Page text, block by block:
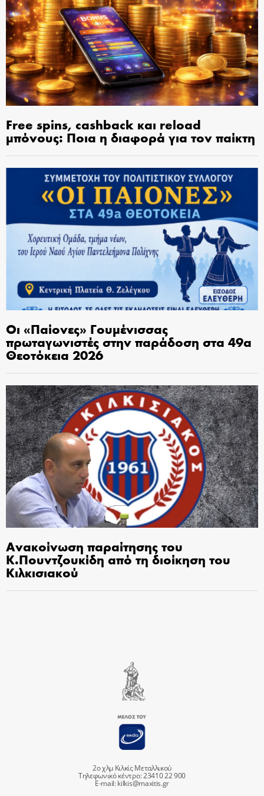
Free spins, cashback και reload
μπόνους: Ποια η διαφορά για τον παίκτη
Οι «Παίονες» Γουμένισσας
πρωταγωνιστές στην παράδοση στα 49α
Θεοτόκεια 2026
Ανακοίνωση παραίτησης του
Κ.Πουντζουκίδη από τη διοίκηση του
Κιλκισιακού
2ο χλμ Κιλκίς Μεταλλικού
Τηλεφωνικό κέντρο: 23410 22 900
E-mail:kilkis@maxitis.gr